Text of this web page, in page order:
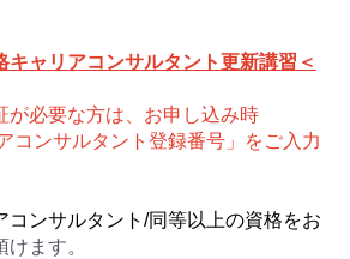
キャリアコンサルタント更新講習＜
必要な方は、お申し込み時
コンサルタント登録番号」をご入力
コンサルタント/同等以上の資格をお
けます。